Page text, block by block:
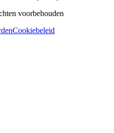
voorbehouden
Cookiebeleid